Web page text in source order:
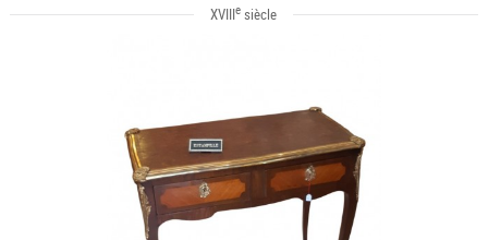
XVIIIe siècle